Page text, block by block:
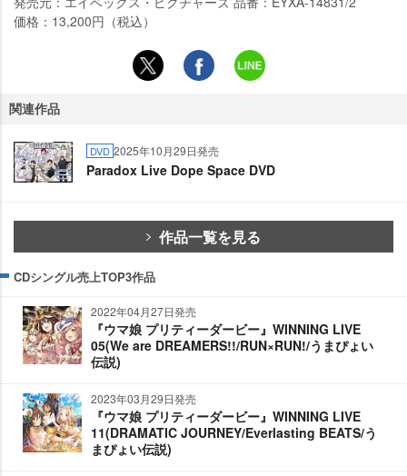
価格：13,200円（税込）
関連作品
DVD 2025年10月29日発売
Paradox Live Dope Space DVD
作品一覧を見る
CDシングル売上TOP3作品
2022年04月27日発売
『ウマ娘 プリティーダービー』WINNING LIVE
05(We are DREAMERS!!/RUN×RUN!/うまぴょい
伝説)
2023年03月29日発売
『ウマ娘 プリティーダービー』WINNING LIVE
11(DRAMATIC JOURNEY/Everlasting BEATS/う
まぴょい伝説)